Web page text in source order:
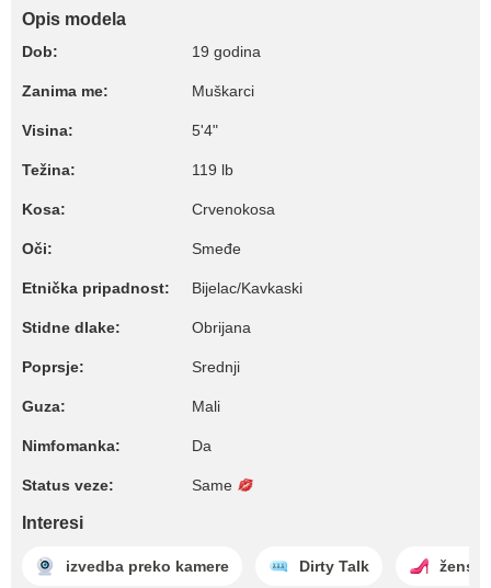
Opis modela
Dob: 19 godina
Zanima me: Muškarci
Visina: 5'4"
Težina: 119 lb
Kosa: Crvenokosa
Oči: Smeđe
Etnička pripadnost: Bijelac/Kavkaski
Stidne dlake: Obrijana
Poprsje: Srednji
Guza: Mali
Nimfomanka: Da
Status veze: Same
Interesi
izvedba preko kamere Dirty Talk